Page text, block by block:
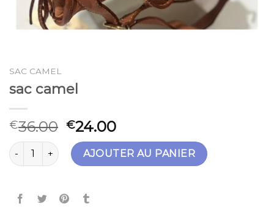
SAC CAMEL
sac camel
€36.00 €24.00
quantité de sac camelAJOUTER AU PANIER